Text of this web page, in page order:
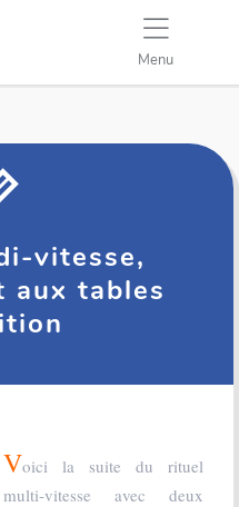
Menu
vitesse,
aux tables
Voici la suite du rituel
multi-vitesse avec deux